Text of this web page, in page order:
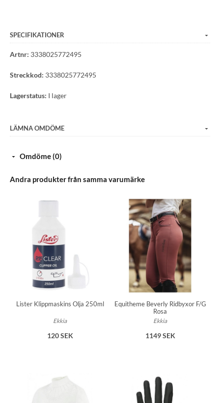
SPECIFIKATIONER
Artnr: 3338025772495
Streckkod: 3338025772495
Lagerstatus: I lager
LÄMNA OMDÖME
Omdöme (0)
Andra produkter från samma varumärke
Lister Klippmaskins Olja 250ml
Ekkia
120 SEK
Equitheme Beverly Ridbyxor F/G
Rosa
Ekkia
1149 SEK